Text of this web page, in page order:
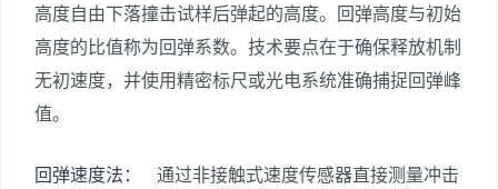
高度自由下落撞击试样后弹起的高度。回弹高度与初始
高度的比值称为回弹系数。技术要点在于确保释放机制
无初速度，并使用精密标尺或光电系统准确捕捉回弹峰
值。
回弹速度法：
通过非接触式速度传感器直接测量冲击